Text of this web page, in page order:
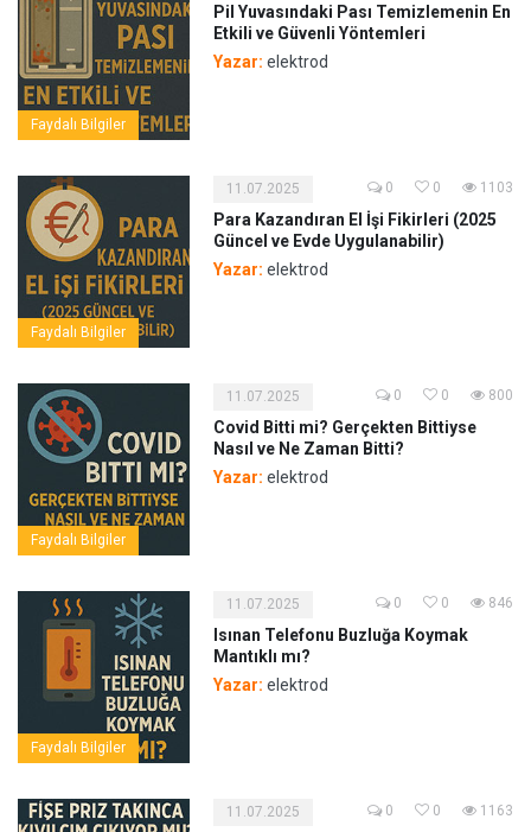
Faydalı Bilgiler
Pil Yuvasındaki Pası Temizlemenin En
Etkili ve Güvenli Yöntemleri
Yazar: elektrod
Faydalı Bilgiler
11.07.2025 0 0 1103
Para Kazandıran El İşi Fikirleri (2025
Güncel ve Evde Uygulanabilir)
Yazar: elektrod
Faydalı Bilgiler
11.07.2025 0 0 800
Covid Bitti mi? Gerçekten Bittiyse
Nasıl ve Ne Zaman Bitti?
Yazar: elektrod
Faydalı Bilgiler
11.07.2025 0 0 846
Isınan Telefonu Buzluğa Koymak
Mantıklı mı?
Yazar: elektrod
11.07.2025 0 0 1163